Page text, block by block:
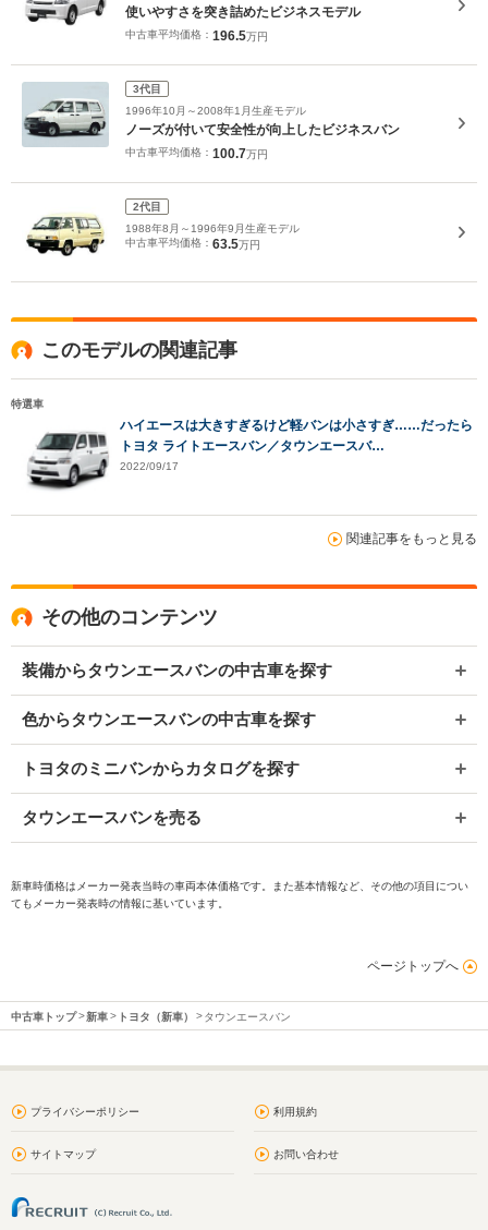
使いやすさを突き詰めたビジネスモデル
中古車平均価格： 196.5万円
3代目
1996年10月～2008年1月生産モデル
ノーズが付いて安全性が向上したビジネスバン
中古車平均価格： 100.7万円
2代目
1988年8月～1996年9月生産モデル
中古車平均価格： 63.5万円
このモデルの関連記事
特選車
ハイエースは大きすぎるけど軽バンは小さすぎ……だったら
トヨタ ライトエースバン／タウンエースバ…
2022/09/17
関連記事をもっと見る
その他のコンテンツ
装備からタウンエースバンの中古車を探す
色からタウンエースバンの中古車を探す
トヨタのミニバンからカタログを探す
タウンエースバンを売る
新車時価格はメーカー発表当時の車両本体価格です。また基本情報など、その他の項目につい
てもメーカー発表時の情報に基いています。
ページトップへ
中古車トップ 新車 トヨタ（新車） タウンエースバン
プライバシーポリシー 利用規約
サイトマップ お問い合わせ